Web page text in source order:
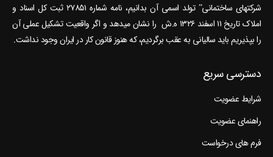
شرکتهای ساختمانی” تولد اسمی آن بدانیم، نامه شماره ۲۷۸۵۱ ثبت کل اسناد و
املاک تاریخ ۱۱ اسفند ۱۳۲۶ ه.ش را نشان می‎دهد و اگر واقعیت تشکیل عملی آن
را بپذیریم باید سالیانی به عقب برگردیم، که هنوز قانون کار در ایران وجود نداشت.
دسترسی سریع
شرایط عضویت
راهنمای عضویت
فرم های درخواست